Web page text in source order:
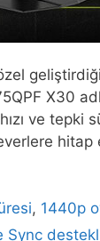
X30
ve tepki
hitap
, 1440p
Sync